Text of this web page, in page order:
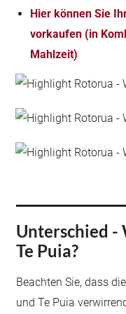
Hier können Sie
vorkaufen (in
Mahlzeit)
Unterschied -
Te Puia?
Beachten Sie, dass
und Te Puia